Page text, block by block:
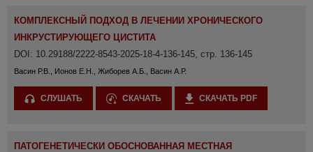
КОМПЛЕКСНЫЙ ПОДХОД В ЛЕЧЕНИИ ХРОНИЧЕСКОГО
ИНКРУСТИРУЮЩЕГО ЦИСТИТА
DOI: 10.29188/2222-8543-2025-18-4-136-145, стр. 136-145
Васин Р.В., Ионов Е.Н., Жиборев А.Б., Васин А.Р.
СЛУШАТЬ СКАЧАТЬ СКАЧАТЬ PDF
ПАТОГЕНЕТИЧЕСКИ ОБОСНОВАННАЯ МЕСТНАЯ